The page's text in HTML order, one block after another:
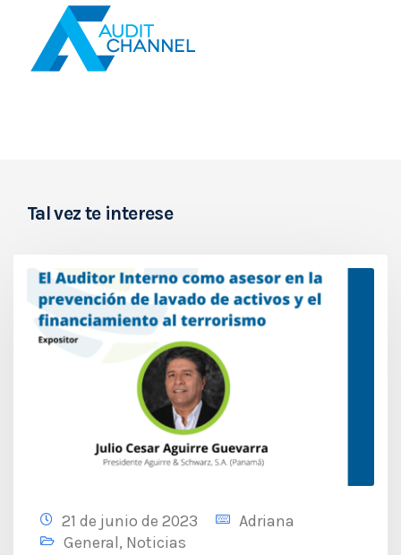
Tal vez te interese
21 de junio de 2023
Adriana
General, Noticias